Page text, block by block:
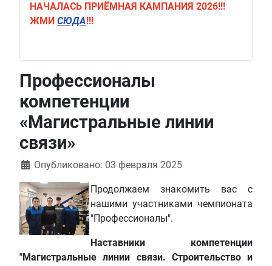
НАЧАЛАСЬ ПРИЁМНАЯ КАМПАНИЯ 2026!!!
ЖМИ СЮДА!!!
Профессионалы
компетенции
«Магистральные линии
связи»
Информация о материале
Опубликовано: 03 февраля 2025
Продолжаем знакомить вас с
нашими участниками чемпионата
"Профессионалы".
Наставники компетенции
"Магистральные линии связи. Строительство и